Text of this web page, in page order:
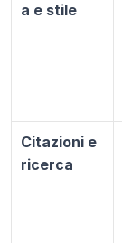
a e stile
Citazioni e
ricerca